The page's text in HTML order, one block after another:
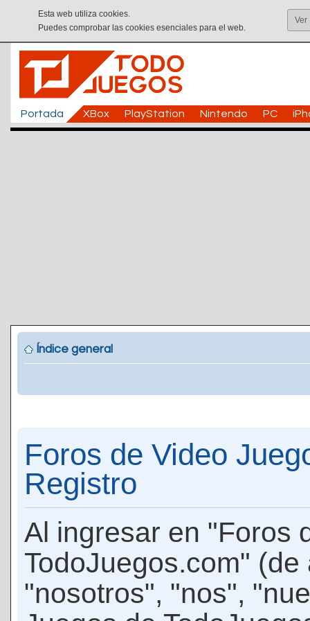
Esta web utiliza cookies.
Puedes comprobar las cookies esenciales para el web.
Ver
Portada XBox PlayStation Nintendo PC
Índice general
Foros de Video
Registro
Al ingresar en "Foros
TodoJuegos.com"
"nosotros", "nos",